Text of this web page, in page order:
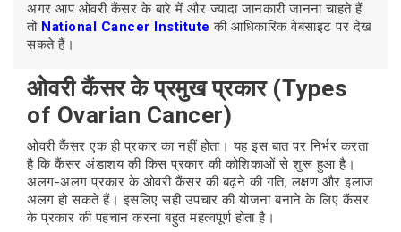
अगर आप ओवरी कैंसर के बारे में और ज्यादा जानकारी जानना चाहते हैं
तो National Cancer Institute की आधिकारिक वेबसाइट पर देख
सकते हैं।
ओवरी कैंसर के प्रमुख प्रकार (Types
of Ovarian Cancer)
ओवरी कैंसर एक ही प्रकार का नहीं होता। यह इस बात पर निर्भर करता
है कि कैंसर अंडाशय की किस प्रकार की कोशिकाओं से शुरू हुआ है।
अलग-अलग प्रकार के ओवरी कैंसर की बढ़ने की गति, लक्षण और इलाज
अलग हो सकते हैं। इसलिए सही उपचार की योजना बनाने के लिए कैंसर
के प्रकार की पहचान करना बहुत महत्वपूर्ण होता है।